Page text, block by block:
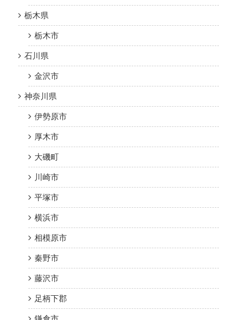
栃木県
栃木市
石川県
金沢市
神奈川県
伊勢原市
厚木市
大磯町
川崎市
平塚市
横浜市
相模原市
秦野市
藤沢市
足柄下郡